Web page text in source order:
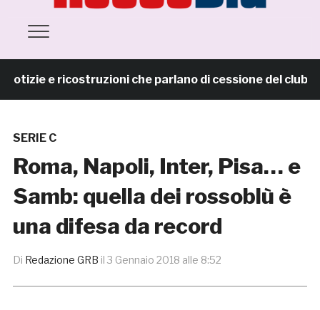
e ricostruzioni che parlano di cessione del club. IL
SERIE C
Roma, Napoli, Inter, Pisa… e
Samb: quella dei rossoblù è
una difesa da record
Di Redazione GRB il 3 Gennaio 2018 alle 8:52